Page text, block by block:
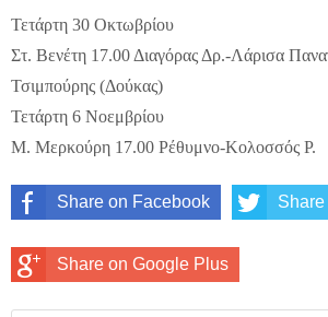
Τετάρτη 30 Οκτωβρίου
Στ. Βενέτη 17.00 Διαγόρας Δρ.-Λάρισα
Τσιμπούρης (Δούκας)
Τετάρτη 6 Νοεμβρίου
Μ. Μερκούρη 17.00 Ρέθυμνο-Κολοσσός Ρ.
Share on Facebook
Share on Google Plus